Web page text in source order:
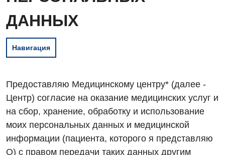
ДАННЫХ
Навигация
Предоставляю Медицинскому центру* (далее -
Центр) согласие на оказание медицинских услуг и
на сбор, хранение, обработку и использование
моих персональных данных и медицинской
информации (пациента, которого я представляю
О) с правом передачи таких данных другим